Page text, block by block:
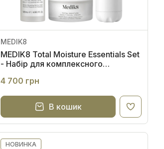
MEDIK8
MEDIK8 Total Moisture Essentials Set
- Набір для комплексного
4 700 грн
В кошик
НОВИНКА